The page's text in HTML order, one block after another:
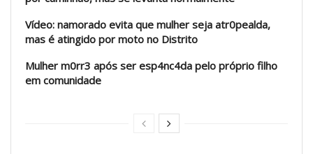
Vídeo: namorado evita que mulher seja atr0pealda,
mas é atingido por moto no Distrito
Mulher m0rr3 após ser esp4nc4da pelo próprio filho
em comunidade